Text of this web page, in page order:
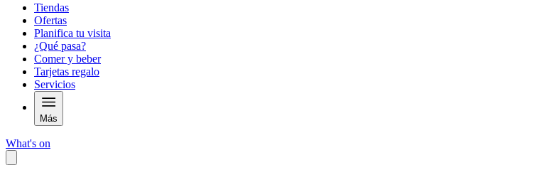
Tiendas
Ofertas
Planifica tu visita
¿Qué pasa?
Comer y beber
Tarjetas regalo
Servicios
Más
What's on